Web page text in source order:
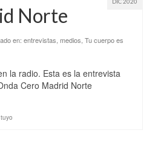
Norte
en: entrevistas medios Tu cuerpo es
la radio. Esta es la entrevista
Cero Madrid Norte